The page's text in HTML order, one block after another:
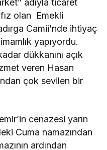
olan Emekli
Camii’nde ihtiyaç
yapıyordu.
dükkanını açık
veren Hasan
çok sevilen bir
cenazesi yarın
Cuma namazından
ardından